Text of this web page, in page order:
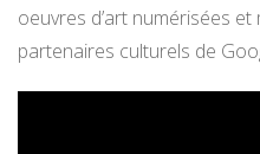
oeuvres d’art numérisées et
partenaires culturels de